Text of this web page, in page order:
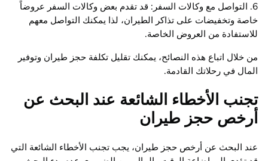
6. التواصل مع وكالات السفر: قد تقدم بعض وكالات السفر عروضاً
خاصة وتخفيضات على تذاكر الطيران، لذا يمكنك التواصل معهم
للاستفادة من العروض الخاصة.
من خلال اتباع هذه النصائح، يمكنك تقليل تكلفة حجز طيران وتوفير
المال في رحلاتك القادمة.
تجنب الأخطاء الشائعة عند البحث عن
أرخص حجز طيران
عند البحث عن أرخص حجز طيران، يجب تجنب الأخطاء الشائعة التي